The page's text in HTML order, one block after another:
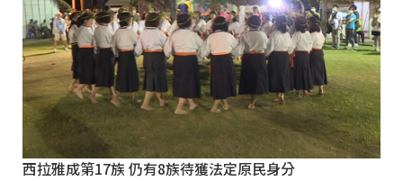
西拉雅成第17族 仍有8族待獲法定原民身分